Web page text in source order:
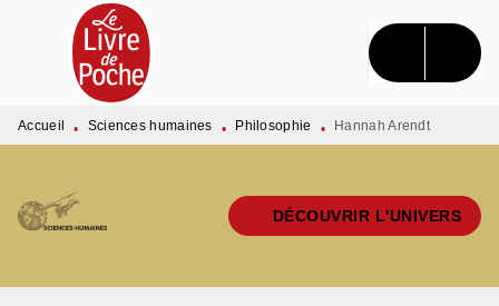
MENU RECHERCHE CONTENU
PIED DE PAGE
Accueil • Sciences humaines • Philosophie • Hannah Arendt
DÉCOUVRIR L'UNIVERS